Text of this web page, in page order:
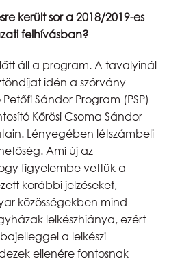
került sor a 2018/2019-es
felhívásban?
áll a program. A tavalyinál
idén a szórvány
Sándor Program (PSP)
Kőrösi Csoma Sándor
Lényegében létszámbeli
Ami új az
figyelembe vettük a
korábbi jelzéseket,
közösségekben mind
lelkészhiánya, ezért
a lelkészi
ellenére fontosnak